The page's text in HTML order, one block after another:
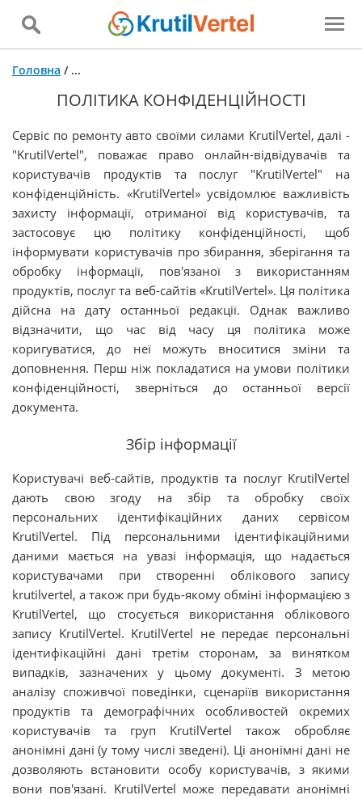
Головна / ...
ПОЛІТИКА КОНФІДЕНЦІЙНОСТІ
Сервіс по ремонту авто своїми силами KrutilVertel, далі -
"KrutilVertel", поважає право онлайн-відвідувачів та
користувачів продуктів та послуг "KrutilVertel" на
конфіденційність. «KrutilVertel» усвідомлює важливість
захисту інформації, отриманої від користувачів, та
застосовує цю політику конфіденційності, щоб
інформувати користувачів про збирання, зберігання та
обробку інформації, пов'язаної з використанням
продуктів, послуг та веб-сайтів «KrutilVertel». Ця політика
дійсна на дату останньої редакції. Однак важливо
відзначити, що час від часу ця політика може
коригуватися, до неї можуть вноситися зміни та
доповнення. Перш ніж покладатися на умови політики
конфіденційності, зверніться до останньої версії
документа.
Збір інформації
Користувачі веб-сайтів, продуктів та послуг KrutilVertel
дають свою згоду на збір та обробку своїх
персональних ідентифікаційних даних сервісом
KrutilVertel. Під персональними ідентифікаційними
даними мається на увазі інформація, що надається
користувачами при створенні облікового запису
krutilvertel, а також при будь-якому обміні інформацією з
KrutilVertel, що стосується використання облікового
запису KrutilVertel. KrutilVertel не передає персональні
ідентифікаційні дані третім сторонам, за винятком
випадків, зазначених у цьому документі. З метою
аналізу споживчої поведінки, сценаріїв використання
продуктів та демографічних особливостей окремих
користувачів та груп KrutilVertel також обробляє
анонімні дані (у тому числі зведені). Ці анонімні дані не
дозволяють встановити особу користувачів, з якими
вони пов'язані. KrutilVertel може передавати анонімні